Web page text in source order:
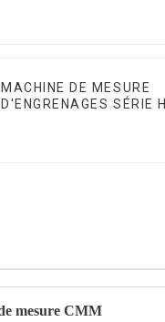
MACHINE DE MESURE
D'ENGRENAGES SÉRIE H
mesure CMM